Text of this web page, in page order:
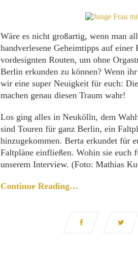
Wäre es nicht großartig, wenn man
handverlesene Geheimtipps auf
vordesignten Routen, um ohne
Berlin erkunden zu können? Wenn
wir eine super Neuigkeit für euch:
machen genau diesen Traum wahr!
Los ging alles in Neukölln, dem
sind Touren für ganz Berlin, ein
hinzugekommen. Berta erkundet für
Faltpläne einfließen. Wohin sie euch
unserem Interview. (Foto: Mathias
Continue Reading…